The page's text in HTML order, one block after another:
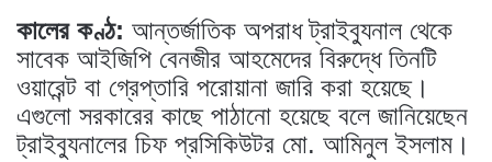
কালের কণ্ঠ: আন্তর্জাতিক অপরাধ ট্রাইব্যুনাল থেকে
সাবেক আইজিপি বেনজীর আহমেদের বিরুদ্ধে তিনটি
ওয়ারেন্ট বা গ্রেপ্তারি পরোয়ানা জারি করা হয়েছে।
এগুলো সরকারের কাছে পাঠানো হয়েছে বলে জানিয়েছেন
ট্রাইব্যুনালের চিফ প্রসিকিউটর মো. আমিনুল ইসলাম।